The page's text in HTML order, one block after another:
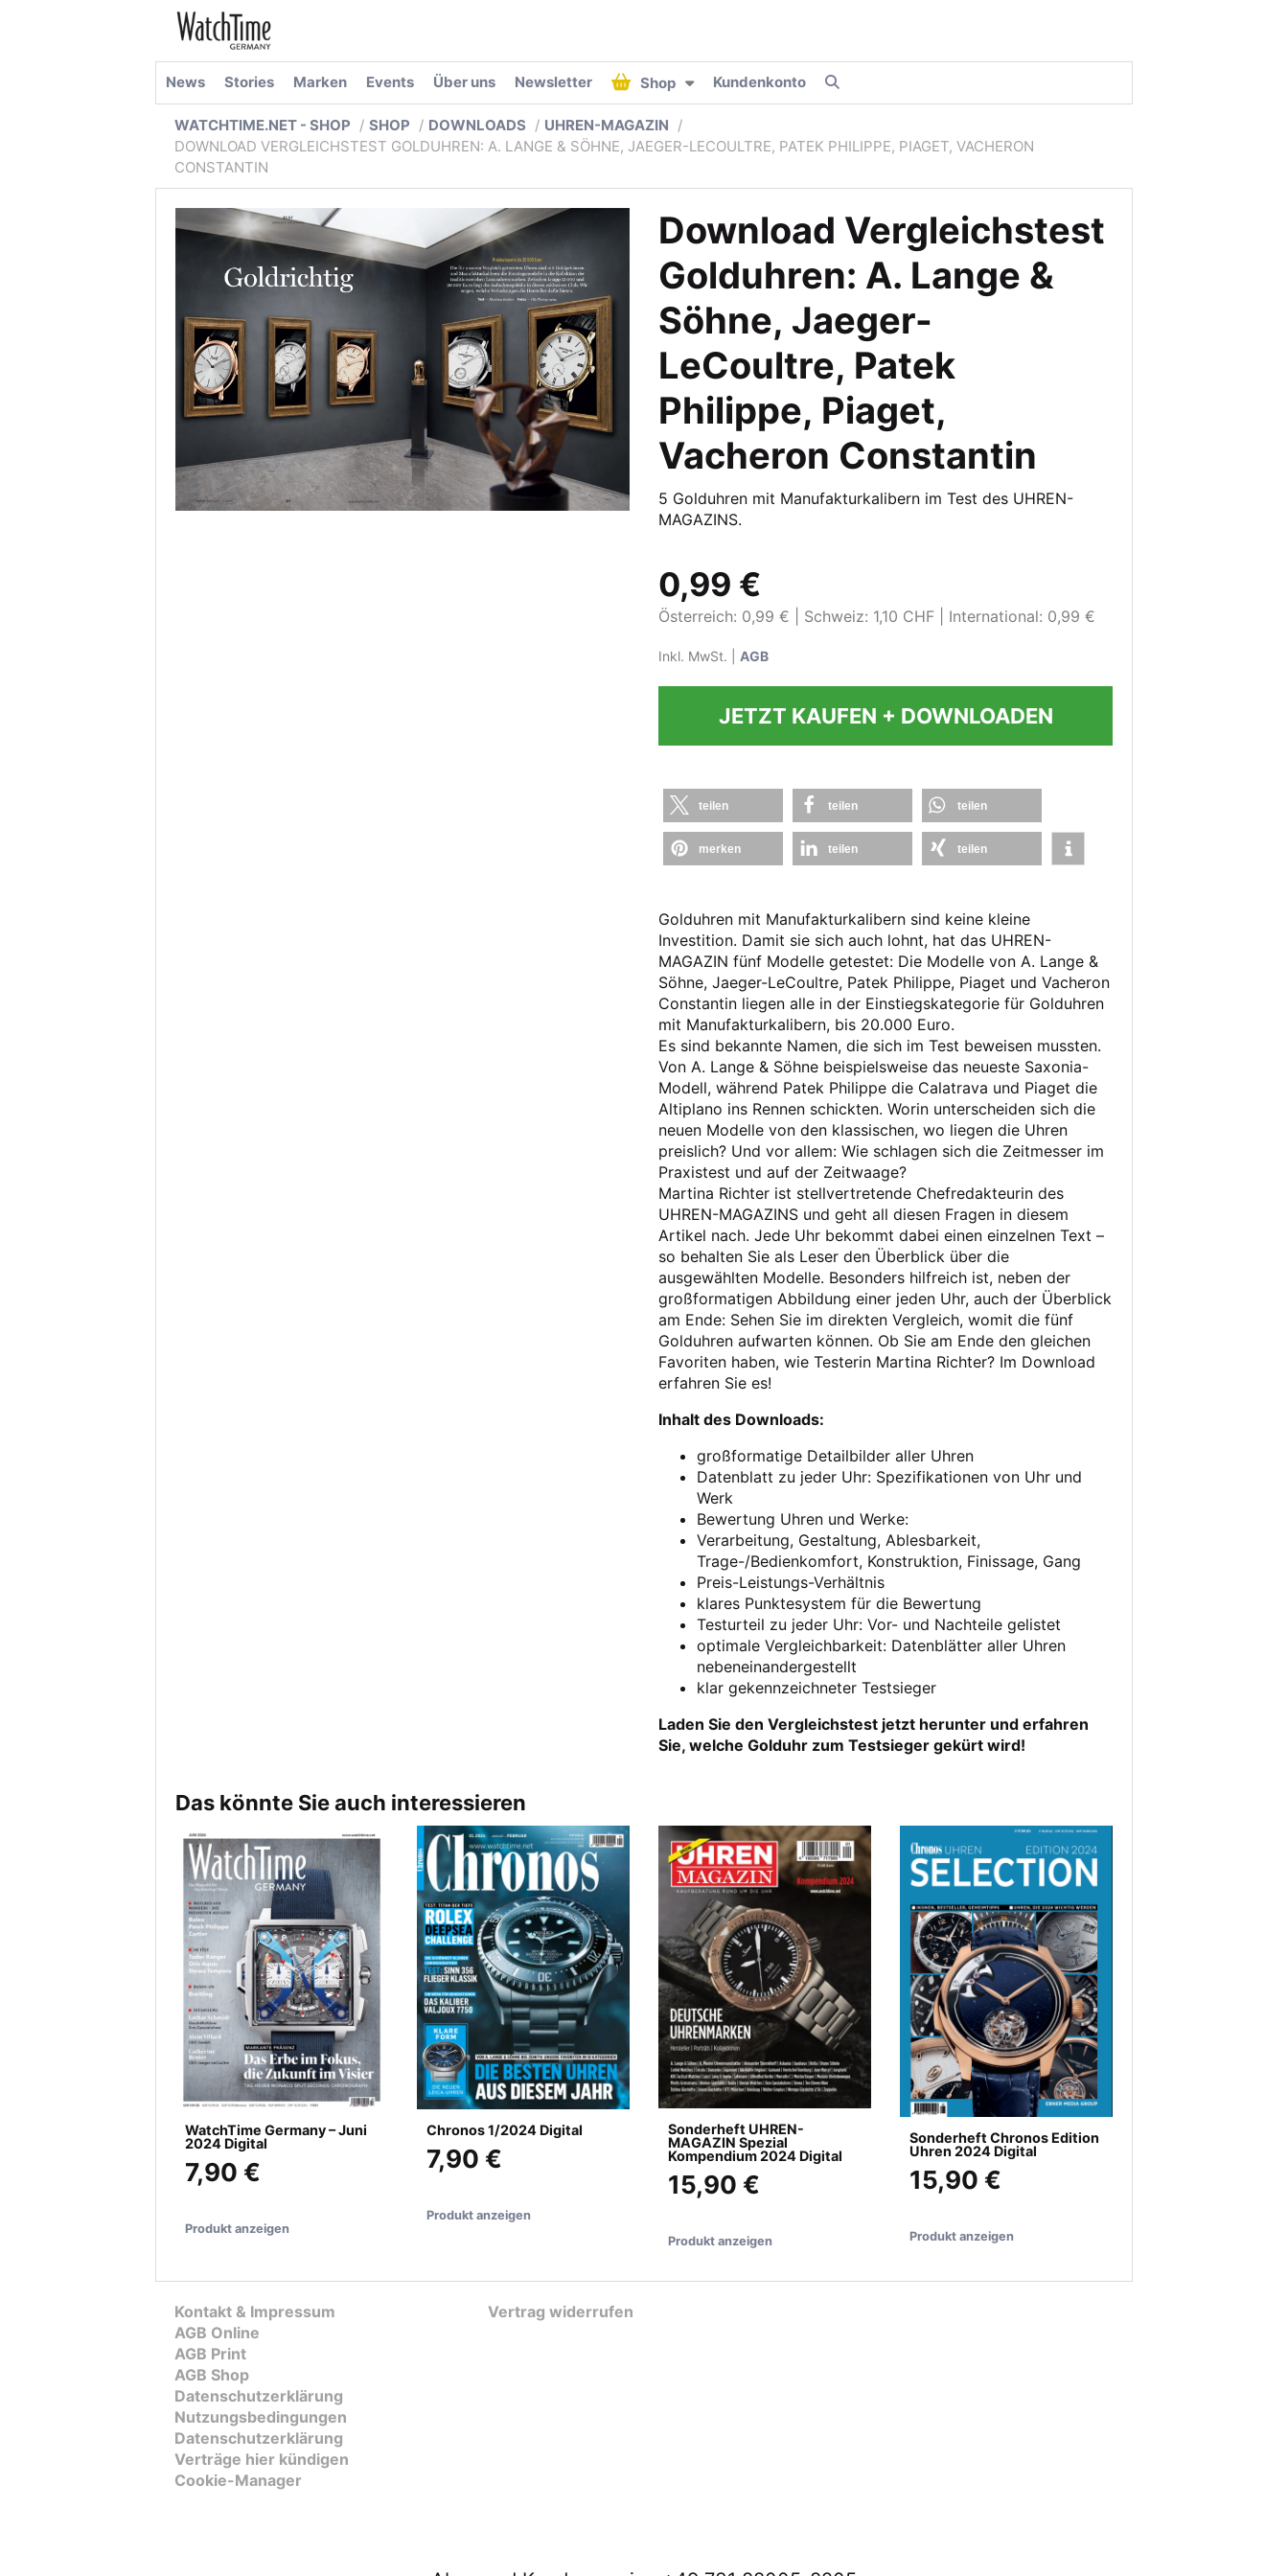
News Stories Marken Events Über uns Newsletter Shop Kundenkonto
WATCHTIME.NET - SHOP SHOP DOWNLOADS
UHREN-MAGAZIN
DOWNLOAD VERGLEICHSTEST GOLDUHREN: A. LANGE & SÖHNE, JAEGER-LECOULTRE, PATEK PHILIPPE, PIAGET, VACHERON
CONSTANTIN
Download Vergleichstest
Golduhren: A. Lange &
Söhne, Jaeger-
LeCoultre, Patek
Philippe, Piaget,
Vacheron Constantin
5 Golduhren mit Manufakturkalibern im Test des UHREN-
MAGAZINS.
0,99 €
Österreich: 0,99 € Schweiz: 1,10 CHF International: 0,99 €
Inkl. MwSt. | AGB
JETZT KAUFEN + DOWNLOADEN
teilen teilen teilen
merken teilen teilen
Golduhren mit Manufakturkalibern sind keine kleine
Investition. Damit sie sich auch lohnt, hat das UHREN-
MAGAZIN fünf Modelle getestet: Die Modelle von A. Lange &
Söhne, Jaeger-LeCoultre, Patek Philippe, Piaget und Vacheron
Constantin liegen alle in der Einstiegskategorie für Golduhren
mit Manufakturkalibern, bis 20.000 Euro.
Es sind bekannte Namen, die sich im Test beweisen mussten.
Von A. Lange & Söhne beispielsweise das neueste Saxonia-
Modell, während Patek Philippe die Calatrava und Piaget die
Altiplano ins Rennen schickten. Worin unterscheiden sich die
neuen Modelle von den klassischen, wo liegen die Uhren
preislich? Und vor allem: Wie schlagen sich die Zeitmesser im
Praxistest und auf der Zeitwaage?
Martina Richter ist stellvertretende Chefredakteurin des
UHREN-MAGAZINS und geht all diesen Fragen in diesem
Artikel nach. Jede Uhr bekommt dabei einen einzelnen Text –
so behalten Sie als Leser den Überblick über die
ausgewählten Modelle. Besonders hilfreich ist, neben der
großformatigen Abbildung einer jeden Uhr, auch der Überblick
am Ende: Sehen Sie im direkten Vergleich, womit die fünf
Golduhren aufwarten können. Ob Sie am Ende den gleichen
Favoriten haben, wie Testerin Martina Richter? Im Download
erfahren Sie es!
Inhalt des Downloads:
großformatige Detailbilder aller Uhren
Datenblatt zu jeder Uhr: Spezifikationen von Uhr und
Werk
Bewertung Uhren und Werke:
Verarbeitung, Gestaltung, Ablesbarkeit,
Trage-/Bedienkomfort, Konstruktion, Finissage, Gang
Preis-Leistungs-Verhältnis
klares Punktesystem für die Bewertung
Testurteil zu jeder Uhr: Vor- und Nachteile gelistet
optimale Vergleichbarkeit: Datenblätter aller Uhren
nebeneinandergestellt
klar gekennzeichneter Testsieger
Laden Sie den Vergleichstest jetzt herunter und erfahren
Sie, welche Golduhr zum Testsieger gekürt wird!
Das könnte Sie auch interessieren
WatchTime Germany – Juni
2024 Digital
7,90 €
Produkt anzeigen
Chronos 1/2024 Digital
7,90 €
Produkt anzeigen
Sonderheft UHREN-
MAGAZIN Spezial
Kompendium 2024 Digital
15,90 €
Produkt anzeigen
Sonderheft Chronos Edition
Uhren 2024 Digital
15,90 €
Produkt anzeigen
Kontakt & Impressum
AGB Online
AGB Print
AGB Shop
Datenschutzerklärung
Nutzungsbedingungen
Datenschutzerklärung
Verträge hier kündigen
Cookie-Manager
Vertrag widerrufen